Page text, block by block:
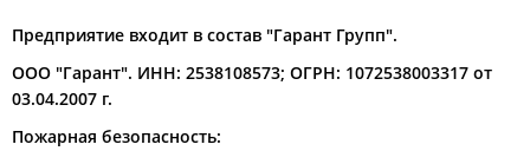
Предприятие входит в состав "Гарант Групп".
ООО "Гарант". ИНН: 2538108573; ОГРН: 1072538003317 от
03.04.2007 г.
Пожарная безопасность: